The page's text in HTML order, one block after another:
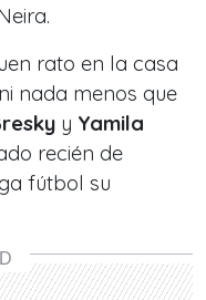
rato en la casa
nada menos que
y Yamila
recién de
fútbol su